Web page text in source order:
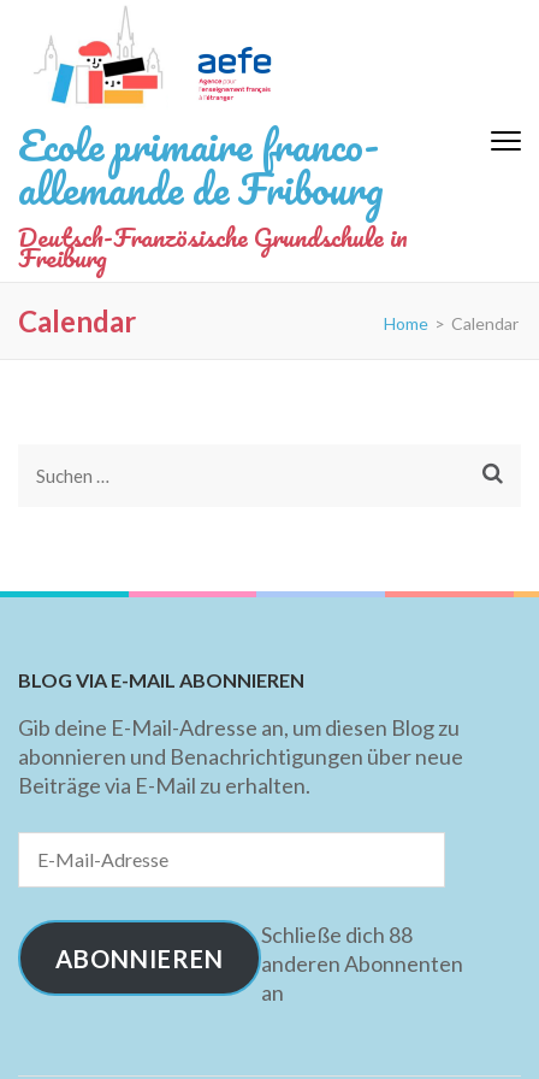
Inhalt
springen
(Eingabetaste
drücken)
Ecole primaire franco-
allemande de Fribourg
Deutsch-Französische Grundschule in
Freiburg
Calendar Home > Calendar
Suchen
BLOG VIA E-MAIL ABONNIEREN
Gib deine E-Mail-Adresse an, um diesen Blog zu
abonnieren und Benachrichtigungen über neue
Beiträge via E-Mail zu erhalten.
Mail-
ABONNIEREN
Schließe dich 88
anderen Abonnenten
an